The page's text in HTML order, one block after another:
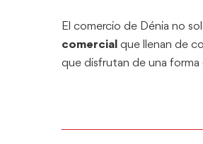
El comercio de Dénia no
comercial que llenan de
que disfrutan de una forma